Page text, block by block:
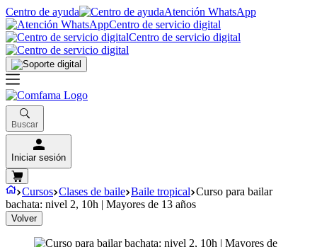
Centro de ayuda
Atención WhatsApp
Centro de servicio digital
Centro de servicio digital
Buscar
Iniciar sesión
Cursos Clases de baile Baile tropical Curso para bailar
bachata: nivel 2, 10h | Mayores de 13 años
Volver